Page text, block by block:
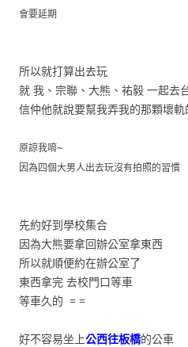
會要延期
所以就打算出去玩
就 我、宗聯、大熊、祐毅 一起去
信仲他就說要幫我弄我的那顆壞
原諒我唷~
因為四個大男人出去玩沒有拍照的習
先約好到學校集合
因為大熊要拿回辦公室拿東西
所以就順便約在辦公室了
東西拿完 去校門口等車
等車久的 = =
好不容易坐上公西往板橋的公車